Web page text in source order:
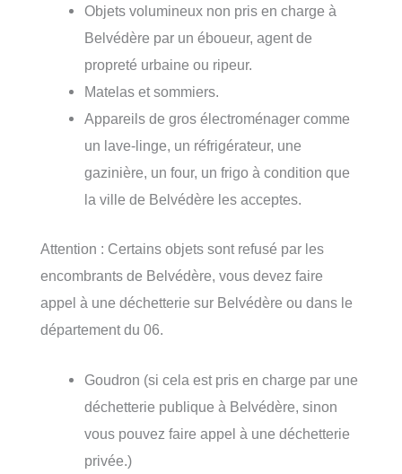
Objets volumineux non pris en charge à
Belvédère par un éboueur, agent de
propreté urbaine ou ripeur.
Matelas et sommiers.
Appareils de gros électroménager comme
un lave-linge, un réfrigérateur, une
gazinière, un four, un frigo à condition que
la ville de Belvédère les acceptes.
Attention : Certains objets sont refusé par les
encombrants de Belvédère, vous devez faire
appel à une déchetterie sur Belvédère ou dans le
département du 06.
Goudron (si cela est pris en charge par une
déchetterie publique à Belvédère, sinon
vous pouvez faire appel à une déchetterie
privée.)